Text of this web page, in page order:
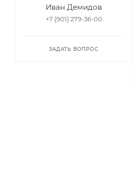
Иван Демидов
+7 (901) 279-36-00
ЗАДАТЬ ВОПРОС